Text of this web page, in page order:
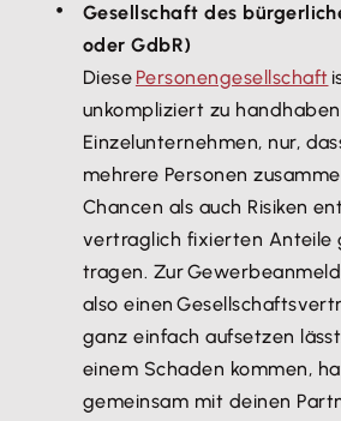
Gesellschaft des
oder GdbR)
Diese Personengesellschaft
unkompliziert zu
Einzelunternehmen, nur,
mehrere Personen
Chancen als auch Risiken
vertraglich fixierten Anteile
tragen. Zur
also einen
ganz einfach aufsetzen
einem Schaden kommen,
gemeinsam mit deinen